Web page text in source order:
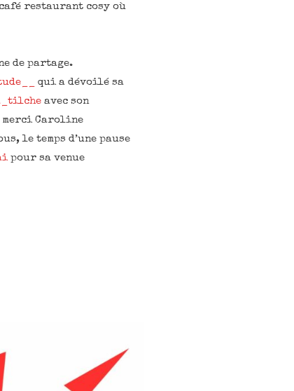
restaurant cosy où
de partage.
qui a dévoilé sa
avec son
merci Caroline
le temps d’une pause
pour sa venue